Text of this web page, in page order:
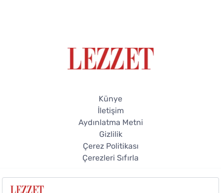
Künye
İletişim
Aydınlatma Metni
Gizlilik
Çerez Politikası
Çerezleri Sıfırla